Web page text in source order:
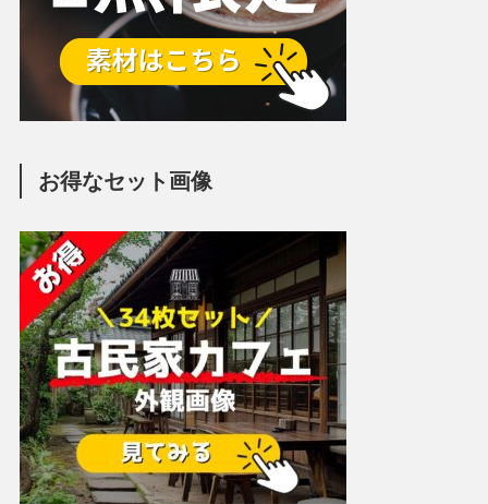
お得なセット画像